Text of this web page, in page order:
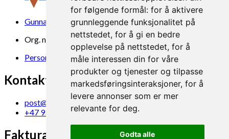
for følgende formål: for å aktivere
grunnleggende funksjonalitet på
nettstedet, for å gi en bedre
opplevelse på nettstedet, for å
måle interessen din for våre
produkter og tjenester og tilpasse
markedsføringsinteraksjoner, for å
levere annonser som er mer
relevante for deg.
Godta alle
Gunnars veg 6, 6630 Tingvoll
Org. nr. 969 840 383
Personvern
Kontakt oss
post@norsok.no
+47 930 09 884
Fakturamottak